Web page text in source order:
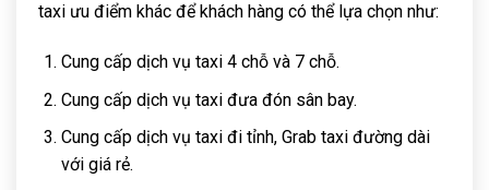
taxi ưu điểm khác để khách hàng có thể lựa chọn như:
Cung cấp dịch vụ taxi 4 chỗ và 7 chỗ.
Cung cấp dịch vụ taxi đưa đón sân bay.
Cung cấp dịch vụ taxi đi tỉnh, Grab taxi đường dài
với giá rẻ.